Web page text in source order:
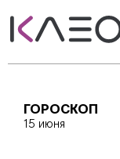
ГОРОСКОП
15 июня